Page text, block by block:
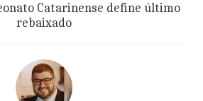
Catarinense define último
rebaixado